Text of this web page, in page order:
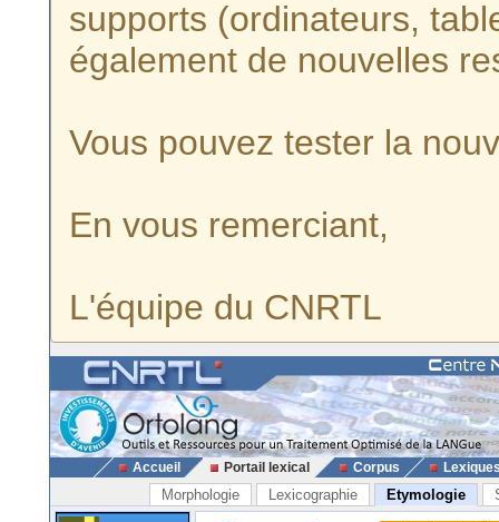
supports (ordinateurs,
également de nouvelles
Vous pouvez tester la
En vous remerciant,
L'équipe du CNRTL
Accueil Portail lexical Corpus
Morphologie Lexicographie Etymologie